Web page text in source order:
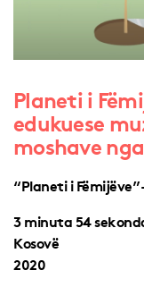
Planeti i
edukuese
moshave
“Planeti i Fëmijëve”
3 minuta 54
Kosovë
2020